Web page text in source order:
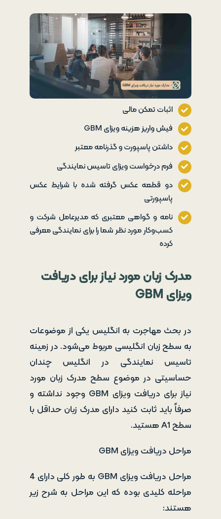
اثبات تمکن مالی
فیش واریز هزینه ویزای GBM
داشتن پاسپورت و گذرنامه معتبر
فرم درخواست ویزای تاسیس نمایندگی
دو قطعه عکس گرفته شده با شرایط عکس
پاسپورتی
نامه و گواهی معتبری که مدیرعامل شرکت و
کسب‌وکار مورد نظر شما را برای نمایندگی معرفی
کرده
مدرک زبان مورد نیاز برای دریافت
ویزای GBM
در بحث مهاجرت به انگلیس یکی از موضوعات
به سطح زبان انگلیسی مربوط می‌شود. در زمینه
تاسیس نمایندگی در انگلیس چندان
حساسیتی در موضوع سطح مدرک زبان مورد
نیاز برای دریافت ویزای GBM وجود نداشته و
صرفاً باید ثابت کنید دارای مدرک زبان حداقل با
سطح A1 هستید.
مراحل دریافت ویزای GBM
مراحل دریافت ویزای GBM به طور کلی دارای 4
مراحله کلیدی بوده که این مراحل به شرح زیر
هستند: